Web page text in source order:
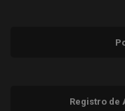
Registro de